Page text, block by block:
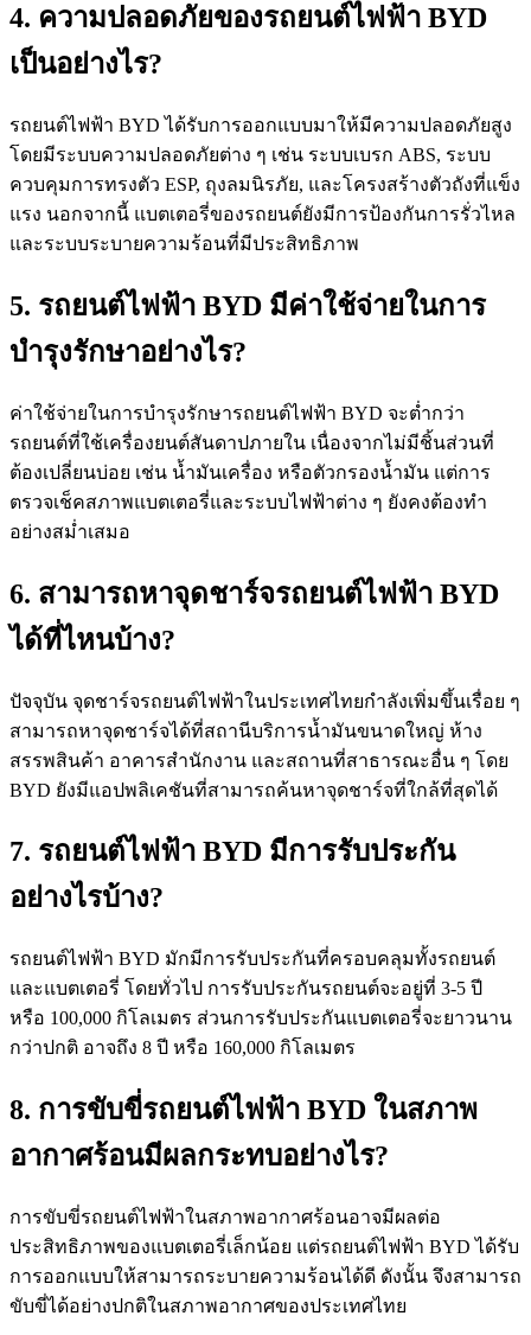
4. ความปลอดภัยของรถยนต์ไฟฟ้า BYD
เป็นอย่างไร?
รถยนต์ไฟฟ้า BYD ได้รับการออกแบบมาให้มีความปลอดภัยสูง
โดยมีระบบความปลอดภัยต่าง ๆ เช่น ระบบเบรก ABS, ระบบ
ควบคุมการทรงตัว ESP, ถุงลมนิรภัย, และโครงสร้างตัวถังที่แข็ง
แรง นอกจากนี้ แบตเตอรี่ของรถยนต์ยังมีการป้องกันการรั่วไหล
และระบบระบายความร้อนที่มีประสิทธิภาพ
5. รถยนต์ไฟฟ้า BYD มีค่าใช้จ่ายในการ
บำรุงรักษาอย่างไร?
ค่าใช้จ่ายในการบำรุงรักษารถยนต์ไฟฟ้า BYD จะต่ำกว่า
รถยนต์ที่ใช้เครื่องยนต์สันดาปภายใน เนื่องจากไม่มีชิ้นส่วนที่
ต้องเปลี่ยนบ่อย เช่น น้ำมันเครื่อง หรือตัวกรองน้ำมัน แต่การ
ตรวจเช็คสภาพแบตเตอรี่และระบบไฟฟ้าต่าง ๆ ยังคงต้องทำ
อย่างสม่ำเสมอ
6. สามารถหาจุดชาร์จรถยนต์ไฟฟ้า BYD
ได้ที่ไหนบ้าง?
ปัจจุบัน จุดชาร์จรถยนต์ไฟฟ้าในประเทศไทยกำลังเพิ่มขึ้นเรื่อย ๆ
สามารถหาจุดชาร์จได้ที่สถานีบริการน้ำมันขนาดใหญ่ ห้าง
สรรพสินค้า อาคารสำนักงาน และสถานที่สาธารณะอื่น ๆ โดย
BYD ยังมีแอปพลิเคชันที่สามารถค้นหาจุดชาร์จที่ใกล้ที่สุดได้
7. รถยนต์ไฟฟ้า BYD มีการรับประกัน
อย่างไรบ้าง?
รถยนต์ไฟฟ้า BYD มักมีการรับประกันที่ครอบคลุมทั้งรถยนต์
และแบตเตอรี่ โดยทั่วไป การรับประกันรถยนต์จะอยู่ที่ 3-5 ปี
หรือ 100,000 กิโลเมตร ส่วนการรับประกันแบตเตอรี่จะยาวนาน
กว่าปกติ อาจถึง 8 ปี หรือ 160,000 กิโลเมตร
8. การขับขี่รถยนต์ไฟฟ้า BYD ในสภาพ
อากาศร้อนมีผลกระทบอย่างไร?
การขับขี่รถยนต์ไฟฟ้าในสภาพอากาศร้อนอาจมีผลต่อ
ประสิทธิภาพของแบตเตอรี่เล็กน้อย แต่รถยนต์ไฟฟ้า BYD ได้รับ
การออกแบบให้สามารถระบายความร้อนได้ดี ดังนั้น จึงสามารถ
ขับขี่ได้อย่างปกติในสภาพอากาศของประเทศไทย